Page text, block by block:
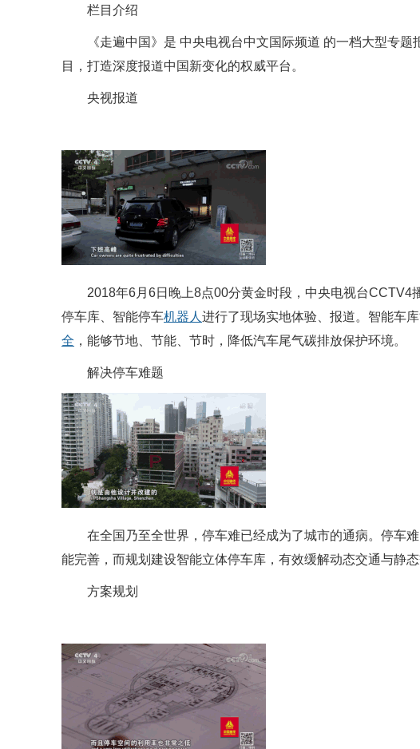
栏目介绍
《走遍中国》是 中央电视台中文国际频道 的一档大型专
目，打造深度报道中国新变化的权威平台。
央视报道
2018年6月6日晚上8点00分黄金时段，中央电视台CCTV4
停车库、智能停车机器人 进行了现场实地体验、报道。智能车
全 ，能够节地、节能、节时，降低汽车尾气碳排放保护环境。
解决停车难题
在全国乃至全世界，停车难已经成为了城市的通病。停车
能完善，而规划建设智能立体停车库，有效缓解动态交通与静态
方案规划